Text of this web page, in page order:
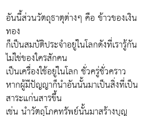
อันนี้ส่วนวัตถุธาตุต่างๆ คือ ข้าวของเงิน
ทอง
ก็เป็นสมบัติประจำอยู่ในโลกดังที่เรารู้กัน
ไม่ใช่ของใครสักคน
เป็นเครื่องใช้อยู่ในโลก ชั่วครู่ชั่วคราว
หากผู้มีปัญญาก็นำอันนั้นมาเป็นสิ่งที่เป็น
สาระแก่นสารขึ้น
เช่น นำวัตถุโภคทรัพย์นั้นมาสร้างบุญ